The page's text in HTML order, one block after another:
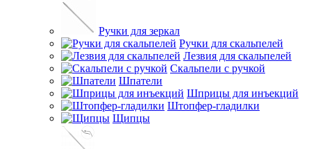
Ручки для зеркал
Ручки для скальпелей
Лезвия для скальпелей
Скальпели с ручкой
Шпатели
Шприцы для инъекций
Штопфер-гладилки
Щипцы